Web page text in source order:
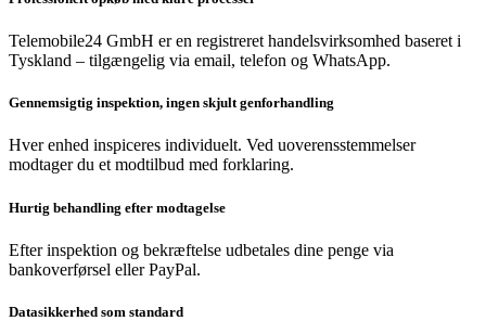
Telemobile24 GmbH er en registreret handelsvirksomhed baseret i
Tyskland – tilgængelig via email, telefon og WhatsApp.
Gennemsigtig inspektion, ingen skjult genforhandling
Hver enhed inspiceres individuelt. Ved uoverensstemmelser
modtager du et modtilbud med forklaring.
Hurtig behandling efter modtagelse
Efter inspektion og bekræftelse udbetales dine penge via
bankoverførsel eller PayPal.
Datasikkerhed som standard